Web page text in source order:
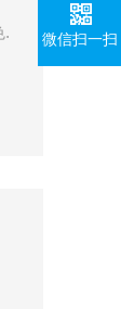
.
微信扫一扫